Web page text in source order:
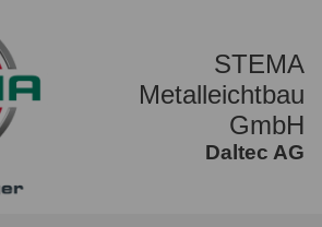
STEMA
Metalleichtbau
GmbH
Daltec AG